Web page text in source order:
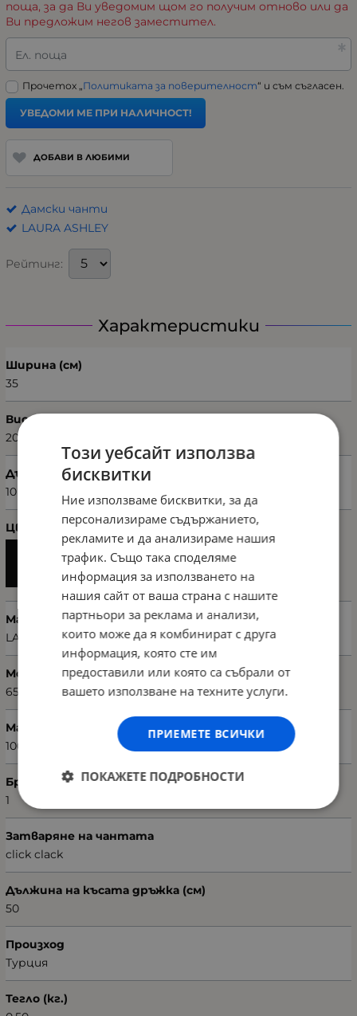
поща, за да Ви уведомим щом го получим отново или да
Ви предложим негов заместител.
Ел. поща
Прочетох „Политиката за поверителност“ и съм съгласен.
УВЕДОМИ МЕ ПРИ НАЛИЧНОСТ!
ДОБАВИ В ЛЮБИМИ
Дамски чанти
LAURA ASHLEY
Рейтинг:
Характеристики
Ширина (см)
35
Височина (см)
20
Дълбочина (см)
10
Цвят
Марка
LAURA ASHLEY
Модел чанта
651LAS1820
Материал
100% поливинил кожа
Брой отделения
1
Затваряне на чантата
click clack
Дължина на късата дръжка (см)
50
Произход
Турция
Тегло (кг.)
Този уебсайт използва
бисквитки
Ние използваме бисквитки, за да
персонализираме съдържанието,
рекламите и да анализираме нашия
трафик. Също така споделяме
информация за използването на
нашия сайт от ваша страна с нашите
партньори за реклама и анализи,
които може да я комбинират с друга
информация, която сте им
предоставили или която са събрали от
вашето използване на техните услуги.
ПРИЕМЕТЕ ВСИЧКИ
ПОКАЖЕТЕ ПОДРОБНОСТИ